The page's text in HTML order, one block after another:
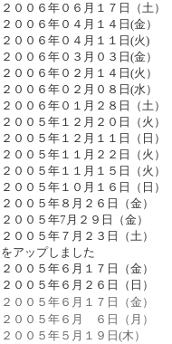
２００６年０６月１７日（
２００６年０４月１４日(金
２００６年０４月１１日(火)
２００６年０３月０３日(金
２００６年０２月１４日(火
２００６年０２月０８日(水
２００６年０１月２８日（土
２００５年１２月２０日（火
２００５年１２月１１日（
２００５年１１月２２日（
２００５年１１月１５日（火
２００５年１０月１６日（
２００５年８月２６日（金）
２００５年7月２９日（金）
２００５年７月２３日（土
をアップしました
２００５年６月１７日（金
２００５年６月２６日（日
２００５年６月１７日（金
２００５年６月 ６日（月）
２００５年５月１９日(木